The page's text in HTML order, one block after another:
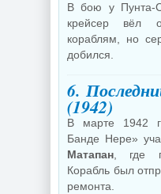
В бою у Пунта-
крейсер вёл
кораблям, но
добился.
6.
(1942)
В марте 1942
Банде Нере»
Матапан , где
Корабль был
ремонта.